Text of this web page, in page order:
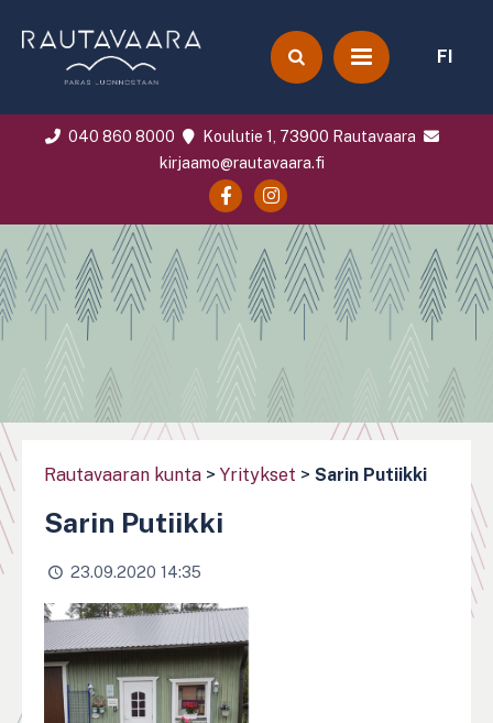
FI
040 860 8000
Koulutie 1, 73900 Rautavaara
kirjaamo@rautavaara.fi
Rautavaaran kunta > Yritykset > Sarin Putiikki
Sarin Putiikki
23.09.2020 14:35